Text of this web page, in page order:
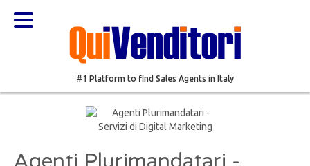
#1 Platform to find Sales Agents in Italy